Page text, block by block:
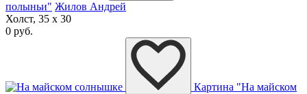
полыньи" Жилов Андрей
Холст, 35 x 30
0 руб.
Картина "На майском